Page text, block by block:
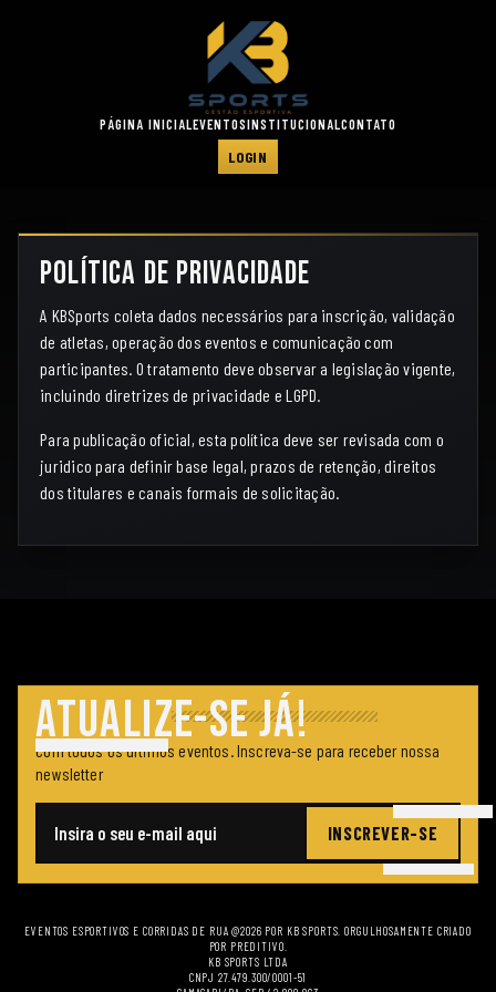
PÁGINA INICIAL EVENTOSINSTITUCIONAL CONTATO
LOGIN
Política de Privacidade
A KBSports coleta dados necessários para inscrição, validação
de atletas, operação dos eventos e comunicação com
participantes. O tratamento deve observar a legislação vigente,
incluindo diretrizes de privacidade e LGPD.
Para publicação oficial, esta política deve ser revisada com o
juridico para definir base legal, prazos de retenção, direitos
dos titulares e canais formais de solicitação.
ATUALIZE-SE JÁ!
Com todos os últimos eventos. Inscreva-se para receber nossa
newsletter
E-mail
INSCREVER-SE
EVENTOS ESPORTIVOS E CORRIDAS DE RUA @2026 POR KB SPORTS. ORGULHOSAMENTE CRIADO
POR PREDITIVO
KB SPORTS LTDA
CNPJ 27.479.300/0001-51